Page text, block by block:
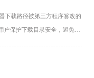
下载路径被第三方程序篡改的
户保护下载目录安全，避免文